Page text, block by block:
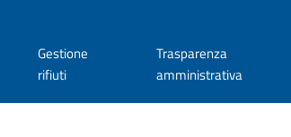
Gestione
rifiuti
Trasparenza
amministrativa